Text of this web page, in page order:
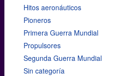
Hitos aeronáuticos
Pioneros
Primera Guerra Mundial
Propulsores
Segunda Guerra Mundial
Sin categoría